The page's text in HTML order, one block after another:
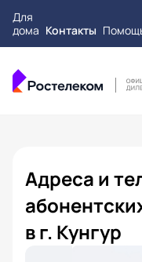
Для
дома Контакты
Адреса и
в г. Кунгур